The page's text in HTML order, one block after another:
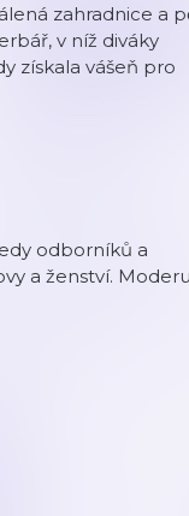
zahradnice a
v níž diváky
získala vášeň pro
odborníků a
a ženství.